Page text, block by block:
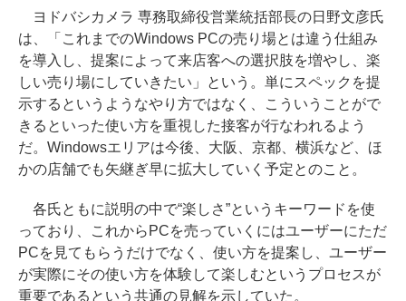
ヨドバシカメラ 専務取締役営業統括部長の日野文彦氏
は、「これまでのWindows PCの売り場とは違う仕組み
を導入し、提案によって来店客への選択肢を増やし、楽
しい売り場にしていきたい」という。単にスペックを提
示するというようなやり方ではなく、こういうことがで
きるといった使い方を重視した接客が行なわれるよう
だ。Windowsエリアは今後、大阪、京都、横浜など、ほ
かの店舗でも矢継ぎ早に拡大していく予定とのこと。
各氏ともに説明の中で“楽しさ”というキーワードを使
っており、これからPCを売っていくにはユーザーにただ
PCを見てもらうだけでなく、使い方を提案し、ユーザー
が実際にその使い方を体験して楽しむというプロセスが
重要であるという共通の見解を示していた。